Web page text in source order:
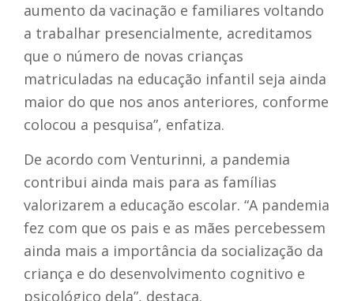
aumento da vacinação e familiares voltando
a trabalhar presencialmente, acreditamos
que o número de novas crianças
matriculadas na educação infantil seja ainda
maior do que nos anos anteriores, conforme
colocou a pesquisa”, enfatiza.
De acordo com Venturinni, a pandemia
contribui ainda mais para as famílias
valorizarem a educação escolar. “A pandemia
fez com que os pais e as mães percebessem
ainda mais a importância da socialização da
criança e do desenvolvimento cognitivo e
psicológico dela”, destaca.